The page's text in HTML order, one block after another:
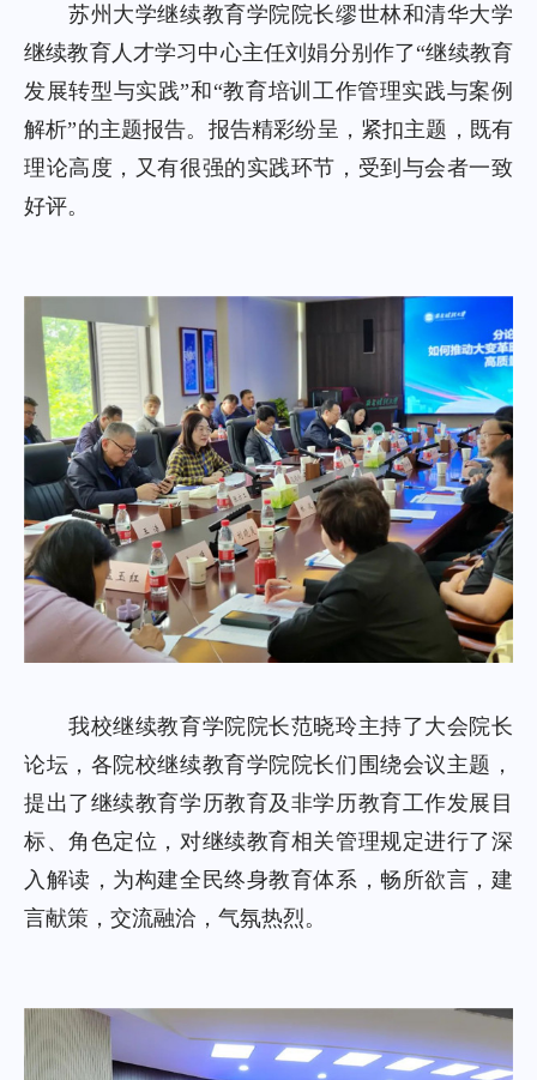
苏州大学继续教育学院院长缪世林和清华大学
继续教育人才学习中心主任刘娟分别作了“继续教育
发展转型与实践”和“教育培训工作管理实践与案例
解析”的主题报告。报告精彩纷呈，紧扣主题，既有
理论高度，又有很强的实践环节，受到与会者一致
好评。
我校继续教育学院院长范晓玲主持了大会院长
论坛，各院校继续教育学院院长们围绕会议主题，
提出了继续教育学历教育及非学历教育工作发展目
标、角色定位，对继续教育相关管理规定进行了深
入解读，为构建全民终身教育体系，畅所欲言，建
言献策，交流融洽，气氛热烈。